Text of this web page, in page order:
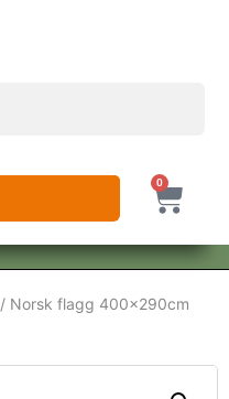
0
/ Norsk flagg 400x290cm